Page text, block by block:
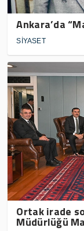
Ankara’da
SİYASET
Ortak irade
Müdürlüğü